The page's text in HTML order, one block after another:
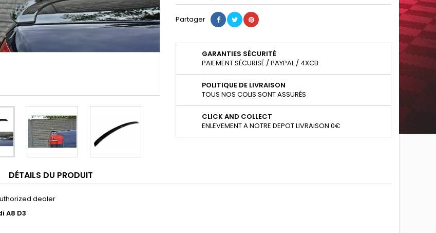
Partager
GARANTIES SÉCURITÉ
PAIEMENT SÉCURISÉ / PAYPAL / 4XCB
POLITIQUE DE LIVRAISON
TOUS NOS COLIS SONT ASSURÉS
CLICK AND COLLECT
ENLEVEMENT A NOTRE DEPOT LIVRAISON 0€
DÉTAILS DU PRODUIT
dealer
A8 D3